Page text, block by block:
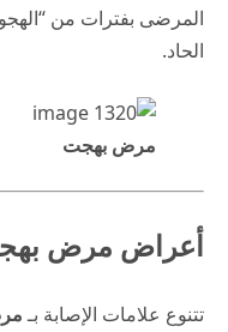
المرضى بفترات من
الحاد.
مرض بهجت
أعراض مرض
تتنوع علامات الإصابة بـ